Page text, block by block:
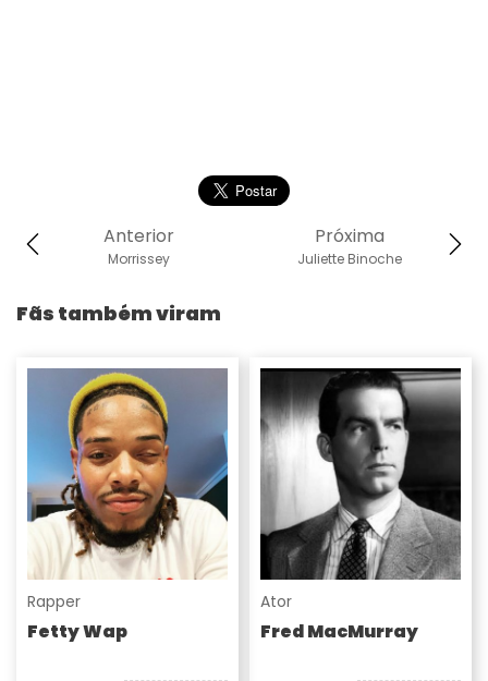
Próxima
Juliette Binoche
Anterior
Morrissey
Fãs também viram
Rapper
Fetty Wap
Ator
Fred MacMurray